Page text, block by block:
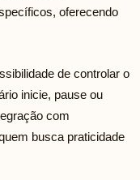
oferecendo
de controlar o
inicie, pause ou
com
busca praticidade